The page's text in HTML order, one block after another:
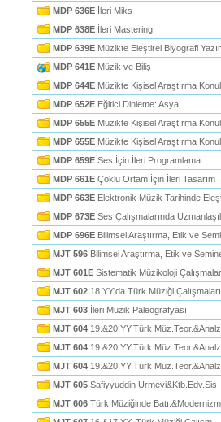
MDP 636E İleri Miks
MDP 638E İleri Mastering
MDP 639E Müzikte Eleştirel Biyografi
MDP 641E Müzik ve Biliş
MDP 644E Müzikte Kişisel Araştırma
MDP 652E Eğitici Dinleme: Asya
MDP 655E Müzikte Kişisel Araştırma
MDP 655E Müzikte Kişisel Araştırma
MDP 659E Ses İçin İleri Programlama
MDP 661E Çoklu Ortam İçin İleri Tasarım
MDP 663E Elektronik Müzik Tarihinde
MDP 673E Ses Çalışmalarında
MDP 696E Bilimsel Araştırma, Etik ve
MJT 596 Bilimsel Araştırma, Etik ve
MJT 601E Sistematik Müzikoloji
MJT 602 18.YY'da Türk Müziği Çalışmaları
MJT 603 İleri Müzik Paleografyası
MJT 604 19.&20.YY.Türk Müz.Teor.&Analz
MJT 604 19.&20.YY.Türk Müz.Teor.&Analz
MJT 604 19.&20.YY.Türk Müz.Teor.&Analz
MJT 605 Safiyyuddin Urmevi&Ktb.Edv.Sis
MJT 606 Türk Müziğinde Batı.&Modernizm